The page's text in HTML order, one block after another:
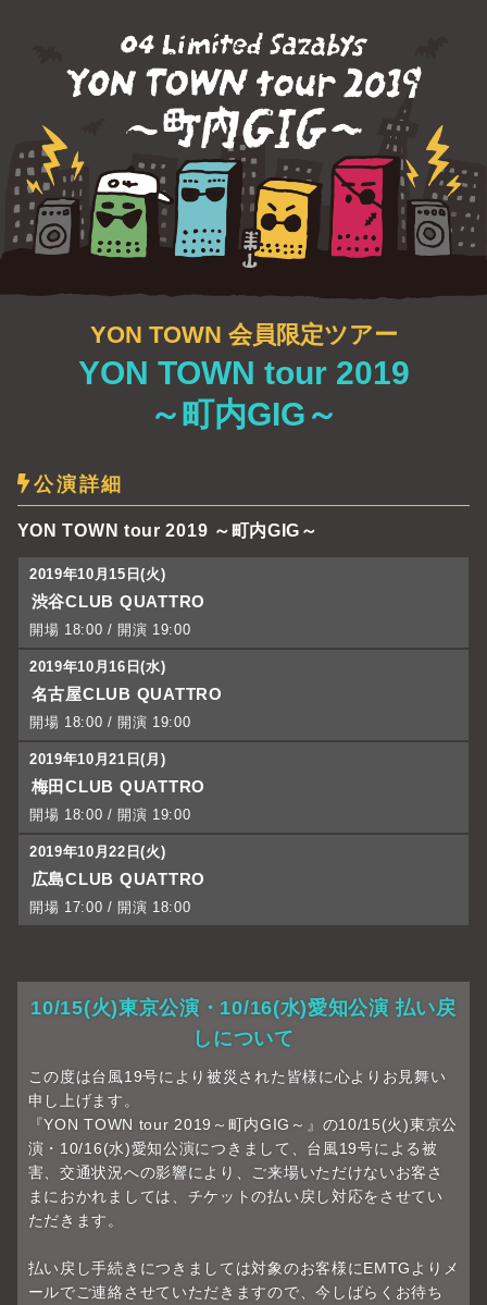
YON TOWN 会員限定ツアー
YON TOWN tour 2019
～町内GIG～
公演詳細
YON TOWN tour 2019 ～町内GIG～
2019年10月15日(火)
渋谷CLUB QUATTRO
開場 18:00 / 開演 19:00
2019年10月16日(水)
名古屋CLUB QUATTRO
開場 18:00 / 開演 19:00
2019年10月21日(月)
梅田CLUB QUATTRO
開場 18:00 / 開演 19:00
2019年10月22日(火)
広島CLUB QUATTRO
開場 17:00 / 開演 18:00
10/15(火)東京公演・10/16(水)愛知公演 払い戻
しについて
この度は台風19号により被災された皆様に心よりお見舞い
申し上げます。
『YON TOWN tour 2019～町内GIG～』の10/15(火)東京公
演・10/16(水)愛知公演につきまして、台風19号による被
害、交通状況への影響により、ご来場いただけないお客さ
まにおかれましては、チケットの払い戻し対応をさせてい
ただきます。
払い戻し手続きにつきましては対象のお客様にEMTGよりメ
ールでご連絡させていただきますので、今しばらくお待ち